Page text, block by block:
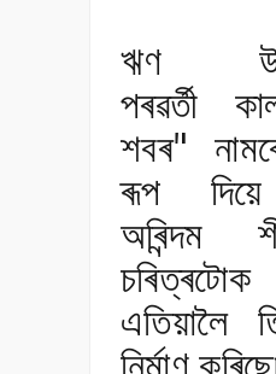
ঋণ
পৰৱৰ্তী
শবৰ"
ৰূপ দিয়ে
অৰিন্দম
এতিয়ালৈ
নিৰ্মাণ